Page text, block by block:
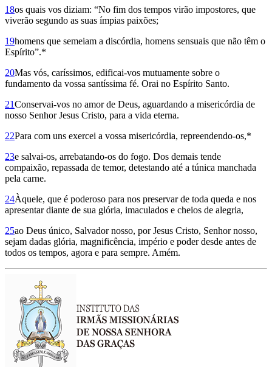
18os quais vos diziam: “No fim dos tempos virão impostores, que
viverão segundo as suas ímpias paixões;
19homens que semeiam a discórdia, homens sensuais que não têm o
Espírito”.*
20Mas vós, caríssimos, edificai-vos mutua­mente sobre o
fundamento da vossa santíssima fé. Orai no Espírito Santo.
21Conservai-vos no amor de Deus, aguardando a misericórdia de
nosso Senhor Jesus Cristo, para a vida eterna.
22Para com uns exercei a vossa misericórdia, repreendendo-os,*
23e salvai-os, arrebatando-os do fogo. Dos demais tende
compaixão, repassada de temor, detestando até a túnica manchada
pela carne.
24Àquele, que é poderoso para nos preservar de toda queda e nos
apresentar diante de sua glória, imaculados e cheios de alegria,
25ao Deus único, Salvador nosso, por Jesus Cristo, Senhor nosso,
sejam dadas glória, magni­ficência, império e poder desde antes de
todos os tempos, agora e para sempre. Amém.